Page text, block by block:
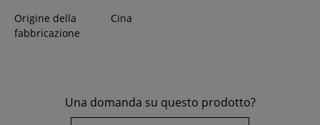
Origine della
fabbricazione
Cina
Una domanda su questo prodotto?